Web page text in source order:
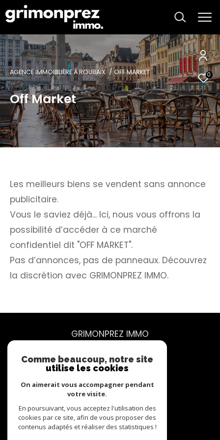
0
AGENCE IMMOBILIÈRE À ROUBAIX OFF MARKET
Off Market
Les meilleurs biens se vendent sans annonce
publicitaire.
Vous le saviez déjà... Ici, nous vous offrons la
possibilité d’accéder à ce marché
confidentiel dit "OFF MARKET".
Pas d’annonces, pas de panneaux. Découvrez
la discrétion avec GRIMONPREZ IMMO.
GRIMONPREZ IMMO
07 62 71 54 86
contact@grimonprez.immo
48 rue du Curoir
59100
Nous suivre sur
Comme beaucoup, notre site
utilise les cookies
On aimerait vous accompagner pendant
votre visite.
En poursuivant, vous acceptez l'utilisation des
cookies par ce site, afin de vous proposer des
contenus adaptés et réaliser des statistiques !